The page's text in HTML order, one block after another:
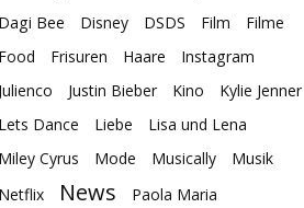
Bee
Disney DSDS Film
Filme
Frisuren Haare
Instagram
Justin Bieber Kino
Kylie Jenner
Dance
Liebe
Lisa und Lena
Cyrus
Mode Musically
Musik
News
Paola Maria